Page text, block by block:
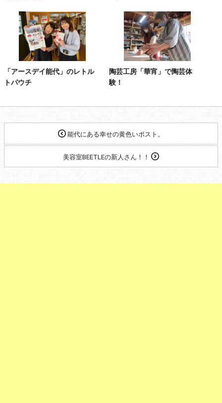
「アースデイ能代」のレトル
トパウチ
陶芸工房「華宵」で陶芸体
験！
能代にある幸せの黄色いポスト。
美容室BEETLEの新人さん！！